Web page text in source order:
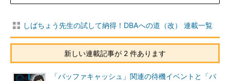
しばちょう先生の試して納得！DBAへの道（改） 連載一覧
新しい連載記事が 2 件あります
「バッファキャッシュ」関連の待機イベントと「パ